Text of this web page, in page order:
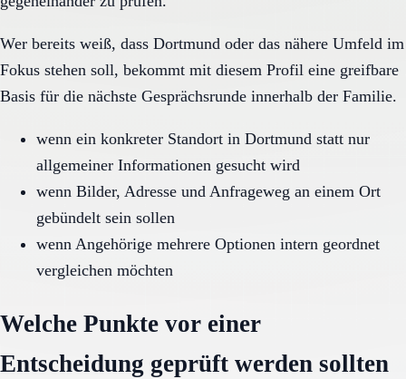
Wer bereits weiß, dass Dortmund oder das nähere Umfeld im
Fokus stehen soll, bekommt mit diesem Profil eine greifbare
Basis für die nächste Gesprächsrunde innerhalb der Familie.
wenn ein konkreter Standort in Dortmund statt nur
allgemeiner Informationen gesucht wird
wenn Bilder, Adresse und Anfrageweg an einem Ort
gebündelt sein sollen
wenn Angehörige mehrere Optionen intern geordnet
vergleichen möchten
Welche Punkte vor einer
Entscheidung geprüft werden sollten